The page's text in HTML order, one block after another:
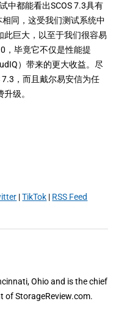
中都能看出SCOS 7.3具有
同，这受我们测试系统中
此巨大，以至于我们很容易
，毕竟它不仅是性能提
）带来的更大收益。尽
，而且戴尔易安信为任
级。
|TikTok | RSS Feed
Ohio and is the chief
of StorageReview.com.